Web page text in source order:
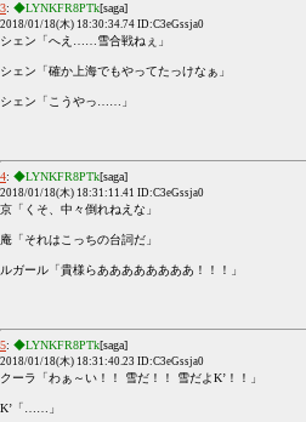
3: ◆LYNKFR8PTk[saga]
2018/01/18(木) 18:30:34.74 ID:C3eGssja0
シェン「へえ……雪合戦ねぇ」
シェン「確か上海でもやってたっけなぁ」
シェン「こうやっ……」
4: ◆LYNKFR8PTk[saga]
2018/01/18(木) 18:31:11.41 ID:C3eGssja0
京「くそ、中々倒れねえな」
庵「それはこっちの台詞だ」
ルガール「貴様らああああああああ！！！」
5: ◆LYNKFR8PTk[saga]
2018/01/18(木) 18:31:40.23 ID:C3eGssja0
クーラ「わぁ～い！！ 雪だ！！ 雪だよK’！！」
K’「……」